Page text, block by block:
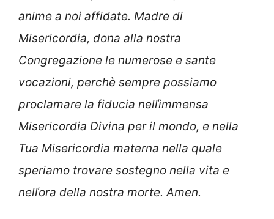
anime a noi affidate. Madre di
Misericordia, dona alla nostra
Congregazione le numerose e sante
vocazioni, perchè sempre possiamo
proclamare la fiducia nelľimmensa
Misericordia Divina per il mondo, e nella
Tua Misericordia materna nella quale
speriamo trovare sostegno nella vita e
nelľora della nostra morte. Amen.